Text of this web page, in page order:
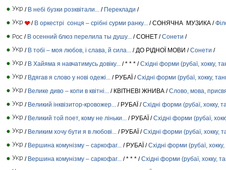
/ В небі бузки розквітали... / Переклади /
/ В оркестрі сонця – срібні сурми ранку... / СОНЯЧНА МУЗИКА /
/ В осенний блюз перелила ты душу... / СОНЕТ /Сонети /
/ В тобі – моя любов, і слава, й сила... / ДО РІДНОЇ МОВИ /Сонети /
/ В Хайяма я навчатимусь довіку... / * * * /Східні форми (рубаї, хокку,
/ Вдягав я слово у нові одежі... / РУБАЇ /Східні форми (рубаї, хокку,
/ Велике диво – копи в квітні... / КВІТНЕВІ ЖНИВА /Слово, мова,
/ Великий інквізитор-кровожер... / РУБАЇ /Східні форми (рубаї, хокку,
/ Великий той поет, кому не ліньки... / РУБАЇ /Східні форми (рубаї,
/ Великим хочу бути я в любові... / РУБАЇ /Східні форми (рубаї, хокку,
/ Вершина комунізму – саркофаг... / РУБАЇ /Східні форми (рубаї,
/ Вершина комунізму – саркофаг... / * * * /Східні форми (рубаї, хокку,